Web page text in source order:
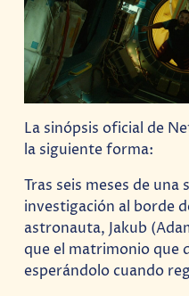
La sinópsis oficial de
la siguiente forma:
Tras seis meses de
investigación al borde
astronauta, Jakub
que el matrimonio que
esperándolo cuando